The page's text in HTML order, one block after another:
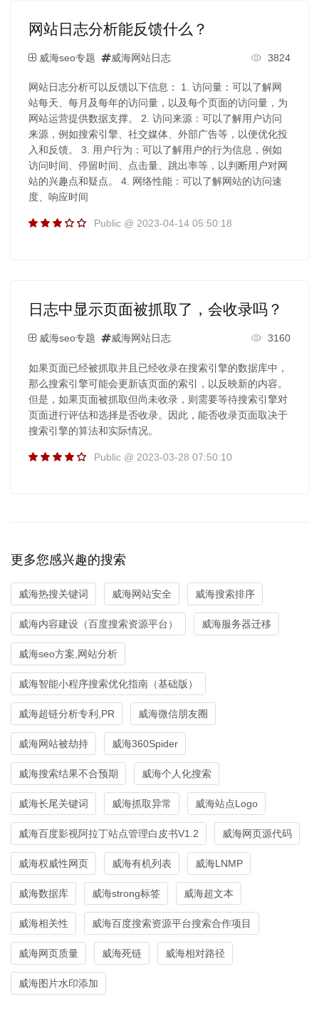
网站日志分析能反馈什么？
威海seo专题 威海网站日志 3824
网站日志分析可以反馈以下信息： 1. 访问量：可以了解网
站每天、每月及每年的访问量，以及每个页面的访问量，为
网站运营提供数据支撑。 2. 访问来源：可以了解用户访问
来源，例如搜索引擎、社交媒体、外部广告等，以便优化投
入和反馈。 3. 用户行为：可以了解用户的行为信息，例如
访问时间、停留时间、点击量、跳出率等，以判断用户对网
站的兴趣点和疑点。 4. 网络性能：可以了解网站的访问速
度、响应时间
Public @ 2023-04-14 05:50:18
日志中显示页面被抓取了，会收录吗？
威海seo专题 威海网站日志 3160
如果页面已经被抓取并且已经收录在搜索引擎的数据库中，
那么搜索引擎可能会更新该页面的索引，以反映新的内容。
但是，如果页面被抓取但尚未收录，则需要等待搜索引擎对
页面进行评估和选择是否收录。因此，能否收录页面取决于
搜索引擎的算法和实际情况。
Public @ 2023-03-28 07:50:10
更多您感兴趣的搜索
威海热搜关键词 威海网站安全 威海搜索排序
威海内容建设（百度搜索资源平台） 威海服务器迁移
威海seo方案,网站分析
威海智能小程序搜索优化指南（基础版）
威海超链分析专利,PR 威海微信朋友圈
威海网站被劫持 威海360Spider
威海搜索结果不合预期 威海个人化搜索
威海长尾关键词 威海抓取异常 威海站点Logo
威海百度影视阿拉丁站点管理白皮书V1.2 威海网页源代码
威海权威性网页 威海有机列表 威海LNMP
威海数据库 威海strong标签 威海超文本
威海相关性 威海百度搜索资源平台搜索合作项目
威海网页质量 威海死链 威海相对路径
威海图片水印添加